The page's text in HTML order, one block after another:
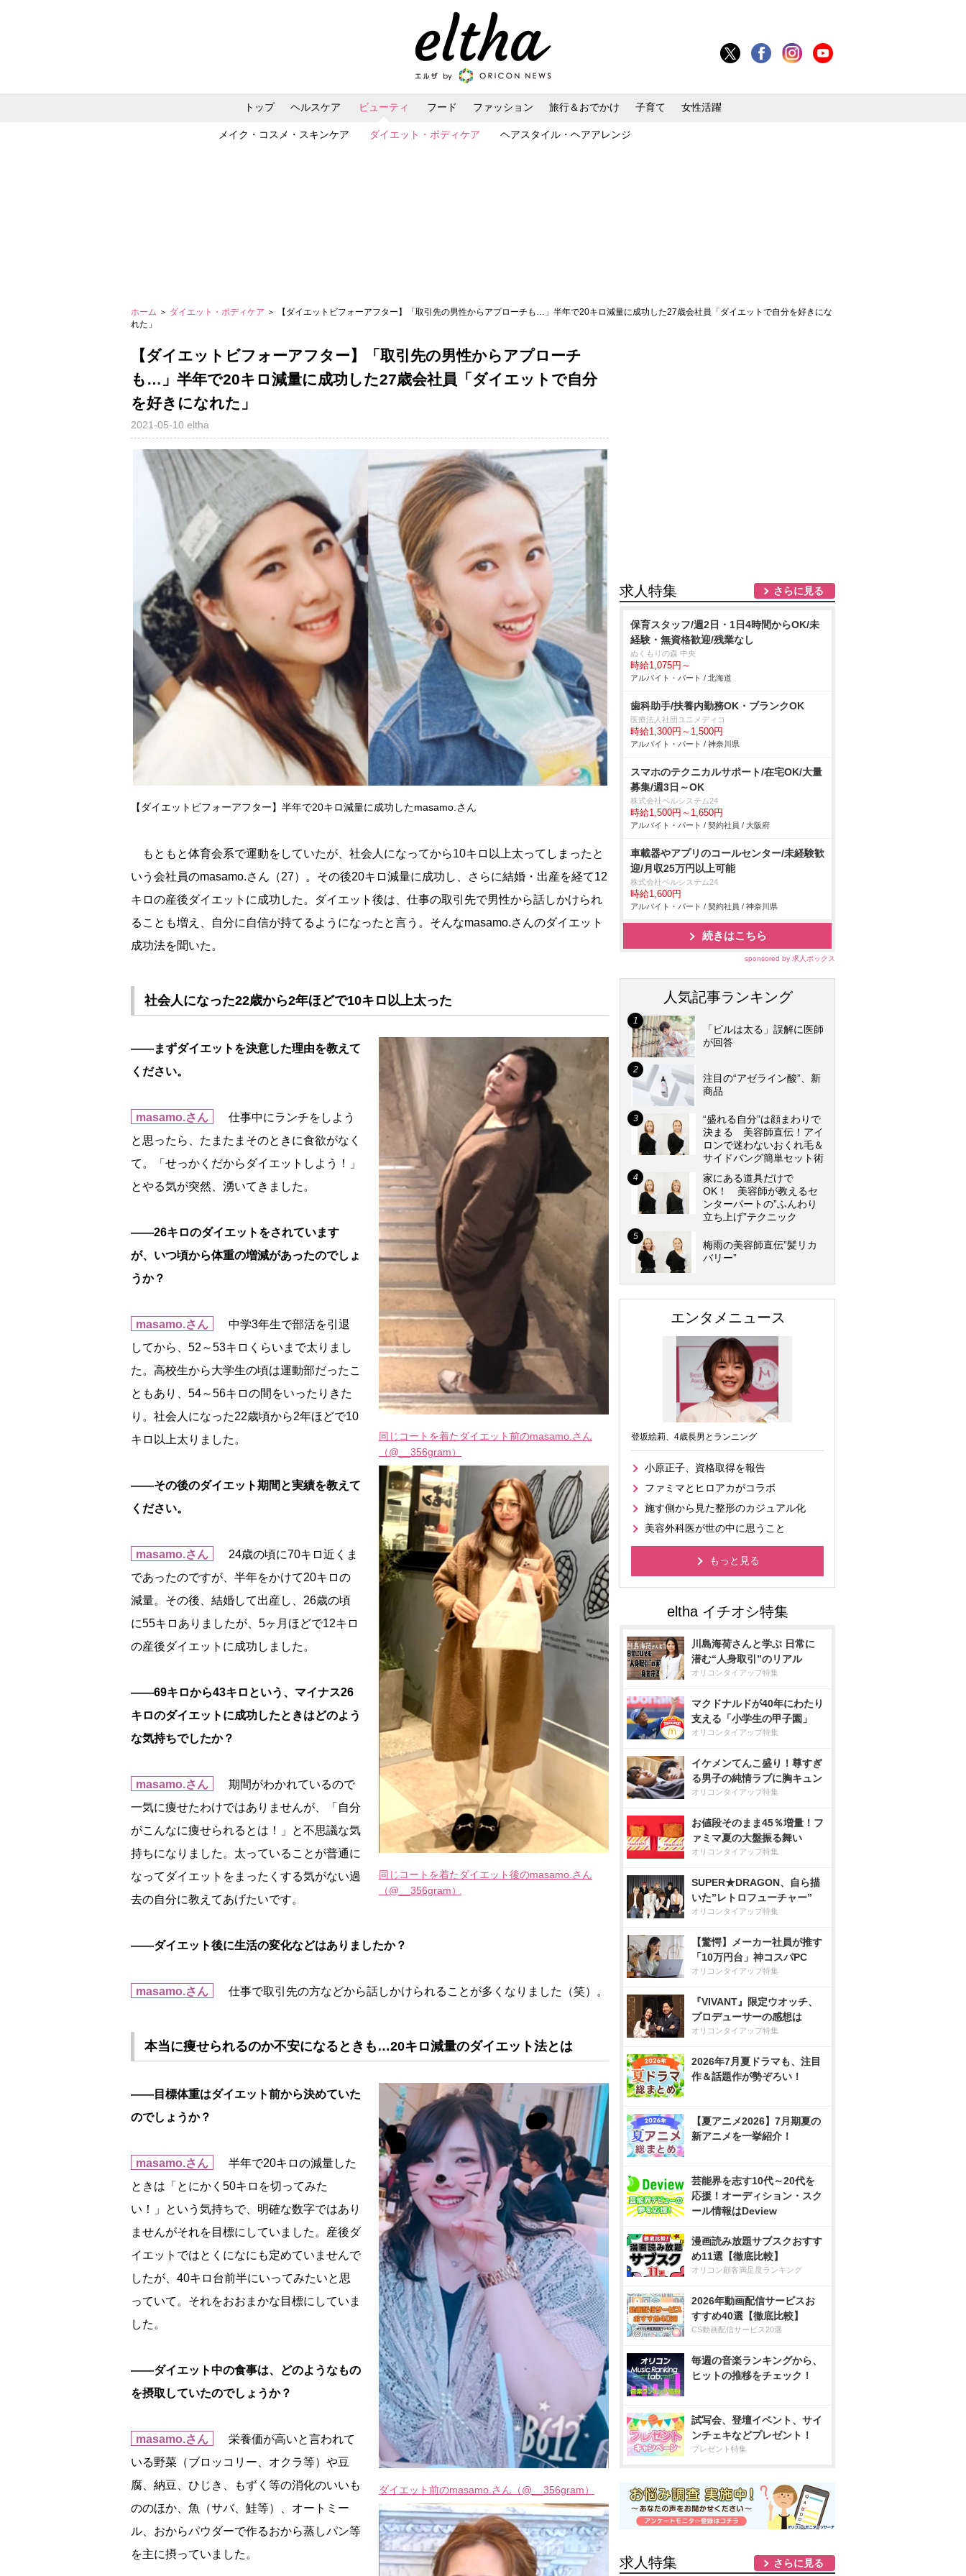
トップ ヘルスケア ビューティ
メイク・コスメ・スキンケア ダイエット・ボディケア ヘアスタイル・ヘアアレンジ
フード ファッション 旅行＆おでかけ 子育て 女性活躍
ホーム ＞ ダイエット・ボディケア ＞ 【ダイエットビフォーアフター】「取引先の男性からアプローチも…」半年で20キロ減量に成功した27歳会社員「ダイエットで自分を好きにな
れた」
【ダイエットビフォーアフター】「取引先の男性からアプローチ
も…」半年で20キロ減量に成功した27歳会社員「ダイエットで自分
を好きになれた」
2021-05-10 eltha
【ダイエットビフォーアフター】半年で20キロ減量に成功したmasamo.さん
もともと体育会系で運動をしていたが、社会人になってから10キロ以上太ってしまったと
いう会社員のmasamo.さん（27）。その後20キロ減量に成功し、さらに結婚・出産を経て12
キロの産後ダイエットに成功した。ダイエット後は、仕事の取引先で男性から話しかけられ
ることも増え、自分に自信が持てるようになったと言う。そんなmasamo.さんのダイエット
成功法を聞いた。
社会人になった22歳から2年ほどで10キロ以上太った
同じコートを着たダイエット前のmasamo.さん
（@__356gram）
同じコートを着たダイエット後のmasamo.さん
（@__356gram）
――まずダイエットを決意した理由を教えて
ください。
masamo.さん
仕事中にランチをしよう
と思ったら、たまたまそのときに食欲がなく
て。「せっかくだからダイエットしよう！」
とやる気が突然、湧いてきました。
――26キロのダイエットをされています
が、いつ頃から体重の増減があったのでしょ
うか？
masamo.さん
中学3年生で部活を引退
してから、52～53キロくらいまで太りまし
た。高校生から大学生の頃は運動部だったこ
ともあり、54～56キロの間をいったりきた
り。社会人になった22歳頃から2年ほどで10
キロ以上太りました。
――その後のダイエット期間と実績を教えて
ください。
masamo.さん
24歳の頃に70キロ近くま
であったのですが、半年をかけて20キロの
減量。その後、結婚して出産し、26歳の頃
に55キロありましたが、5ヶ月ほどで12キロ
の産後ダイエットに成功しました。
――69キロから43キロという、マイナス26
キロのダイエットに成功したときはどのよう
な気持ちでしたか？
masamo.さん
期間がわかれているので
一気に痩せたわけではありませんが、「自分
がこんなに痩せられるとは！」と不思議な気
持ちになりました。太っていることが普通に
なってダイエットをまったくする気がない過
去の自分に教えてあげたいです。
――ダイエット後に生活の変化などはありましたか？
masamo.さん 仕事で取引先の方などから話しかけられることが多くなりました（笑）。
本当に痩せられるのか不安になるときも…20キロ減量のダイエット法とは
ダイエット前のmasamo.さん（@__356gram）
――目標体重はダイエット前から決めていた
のでしょうか？
masamo.さん
半年で20キロの減量した
ときは「とにかく50キロを切ってみた
い！」という気持ちで、明確な数字ではあり
ませんがそれを目標にしていました。産後ダ
イエットではとくになにも定めていませんで
したが、40キロ台前半にいってみたいと思
っていて。それをおおまかな目標にしていま
した。
――ダイエット中の食事は、どのようなもの
を摂取していたのでしょうか？
masamo.さん
栄養価が高いと言われて
いる野菜（ブロッコリー、オクラ等）や豆
腐、納豆、ひじき、もずく等の消化のいいも
ののほか、魚（サバ、鮭等）、オートミー
ル、おからパウダーで作るおから蒸しパン等
を主に摂っていました。
求人特集 さらに見る
保育スタッフ/週2日・1日4時間からOK/未
経験・無資格歓迎/残業なし
ぬくもりの森 中央
時給1,075円～
アルバイト・パート / 北海道
歯科助手/扶養内勤務OK・ブランクOK
医療法人社団ユニメディコ
時給1,300円～1,500円
アルバイト・パート / 神奈川県
スマホのテクニカルサポート/在宅OK/大量
募集/週3日～OK
株式会社ベルシステム24
時給1,500円～1,650円
アルバイト・パート / 契約社員 / 大阪府
車載器やアプリのコールセンター/未経験歓
迎/月収25万円以上可能
株式会社ベルシステム24
時給1,600円
アルバイト・パート / 契約社員 / 神奈川県
続きはこちら
sponsored by 求人ボックス
人気記事ランキング
「ピルは太る」誤解に医師
が回答
注目の“アゼライン酸”、新
商品
“盛れる自分”は顔まわりで
決まる 美容師直伝！アイ
ロンで迷わないおくれ毛＆
サイドバング簡単セット術
家にある道具だけで
OK！ 美容師が教えるセ
ンターパートの”ふんわり
立ち上げ”テクニック
梅雨の美容師直伝”髪リカ
バリー”
エンタメニュース
登坂絵莉、4歳長男とランニング
小原正子、資格取得を報告
ファミマとヒロアカがコラボ
施す側から見た整形のカジュアル化
美容外科医が世の中に思うこと
もっと見る
川島海荷さんと学ぶ 日常に
潜む“人身取引”のリアル
オリコンタイアップ特集
マクドナルドが40年にわたり
支える「小学生の甲子園」
オリコンタイアップ特集
イケメンてんこ盛り！尊すぎ
る男子の純情ラブに胸キュン
オリコンタイアップ特集
お値段そのまま45％増量！フ
ァミマ夏の大盤振る舞い
オリコンタイアップ特集
SUPER★DRAGON、自ら描
いた”レトロフューチャー”
オリコンタイアップ特集
【驚愕】メーカー社員が推す
「10万円台」神コスパPC
オリコンタイアップ特集
『VIVANT』限定ウオッチ、
プロデューサーの感想は
オリコンタイアップ特集
2026年7月夏ドラマも、注目
作＆話題作が勢ぞろい！
【夏アニメ2026】7月期夏の
新アニメを一挙紹介！
芸能界を志す10代～20代を
応援！オーディション・スク
ール情報はDeview
漫画読み放題サブスクおすす
め11選【徹底比較】
オリコン顧客満足度ランキング
2026年動画配信サービスお
すすめ40選【徹底比較】
CS動画配信サービス20選
毎週の音楽ランキングから、
ヒットの推移をチェック！
試写会、登壇イベント、サイ
ンチェキなどプレゼント！
プレゼント特集
求人特集 さらに見る